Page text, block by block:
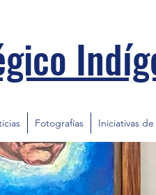
Fotografías Iniciativas de